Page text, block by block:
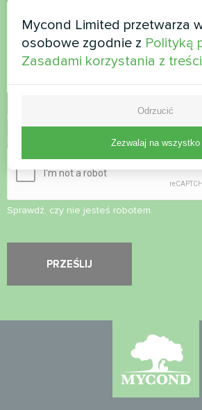
politykę
Kontrola bezpieczeństwa*
Sprawdź, czy nie jesteś robotem.
Mycond Limited przetwarza
osobowe zgodnie z Polityką
Zasadami korzystania z
Odrzucić
Zezwalaj na wszystko